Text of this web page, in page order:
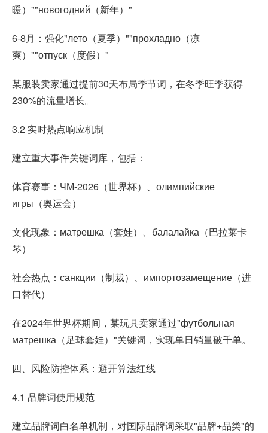
暖）""новогодний（新年）"
6-8月：强化"лето（夏季）""прохладно（凉
爽）""отпуск（度假）"
某服装卖家通过提前30天布局季节词，在冬季旺季获得
230%的流量增长。
3.2 实时热点响应机制
建立重大事件关键词库，包括：
体育赛事：ЧМ-2026（世界杯）、олимпийские
игры（奥运会）
文化现象：матрешка（套娃）、балалайка（巴拉莱卡
琴）
社会热点：санкции（制裁）、импортозамещение（进
口替代）
在2024年世界杯期间，某玩具卖家通过"футбольная
матрешка（足球套娃）"关键词，实现单日销量破千单。
四、风险防控体系：避开算法红线
4.1 品牌词使用规范
建立品牌词白名单机制，对国际品牌词采取"品牌+品类"的